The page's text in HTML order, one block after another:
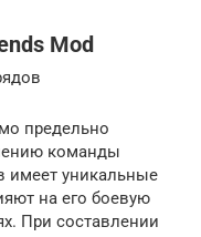
Mod
предельно
команды
имеет уникальные
на его боевую
При составлении